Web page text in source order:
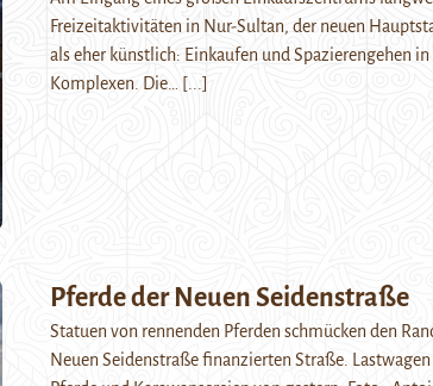
Freizeitaktivitäten in Nur-Sultan, der neuen
als eher künstlich: Einkaufen und Spazierengehen
Komplexen. Die…
[...]
Pferde der Neuen Seidenstraße
Statuen von rennenden Pferden schmücken den
Neuen Seidenstraße finanzierten Straße.